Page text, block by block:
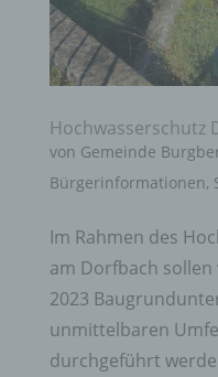
Hochwasserschutz
von Gemeinde
Bürgerinformationen,
Im Rahmen des
am Dorfbach
2023
unmittelbaren
durchgeführt